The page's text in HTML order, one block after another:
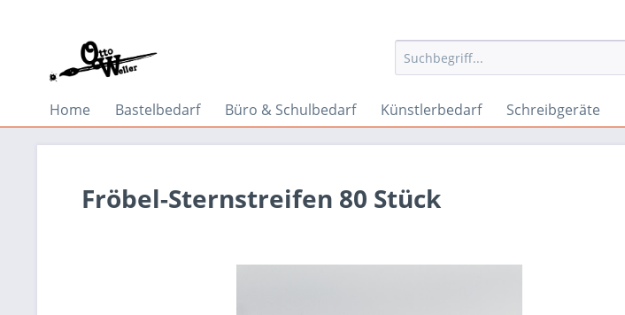
Home Bastelbedarf Büro & Schulbedarf Künstlerbedarf Schreibgeräte
Fröbel-Sternstreifen 80 Stück